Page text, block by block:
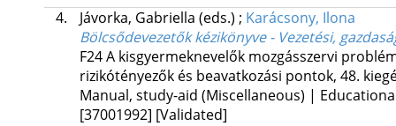
4.
Jávorka, Gabriella (eds.) ; Karácsony, Ilona
Bölcsődevezetők kézikönyve - Vezetési,
F24 A kisgyermeknevelők mozgásszervi
rizikótényezők és beavatkozási pontok, 48.
Manual, study-aid (Miscellaneous) |
[37001992] [Validated]